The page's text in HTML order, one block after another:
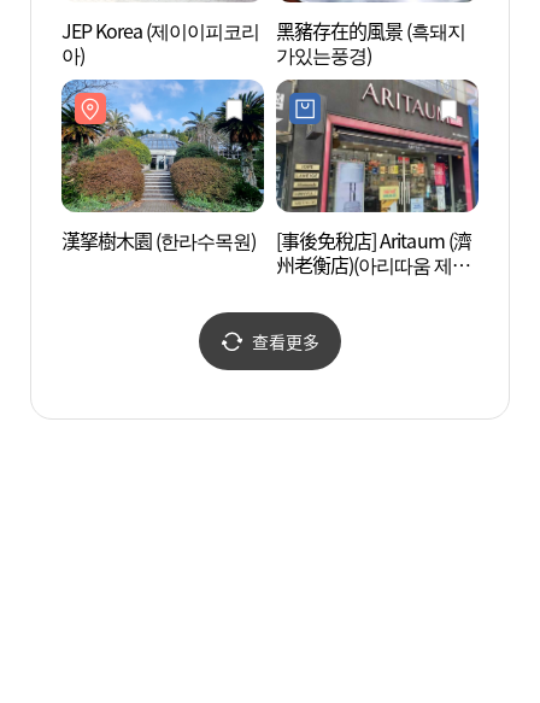
JEP Korea (제이이피코리
아)
黑豬存在的風景 (흑돼지
가있는풍경)
漢拏樹木園 (한라수목원)
[事後免稅店] Aritaum (濟
州老衡店)(아리따움 제주
查看更多